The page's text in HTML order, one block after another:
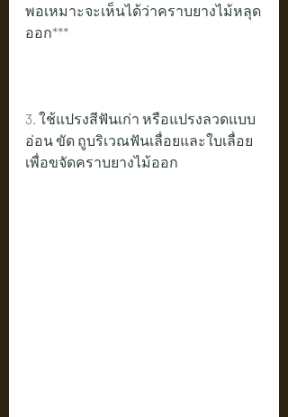
พอเหมาะจะเห็นได้ว่าคราบยางไม้หลุด
ออก***
3. ใช้แปรงสีฟันเก่า หรือแปรงลวดแบบ
อ่อน ขัด ถูบริเวณฟันเลื่อยและใบเลื่อย
เพื่อขจัดคราบยางไม้ออก